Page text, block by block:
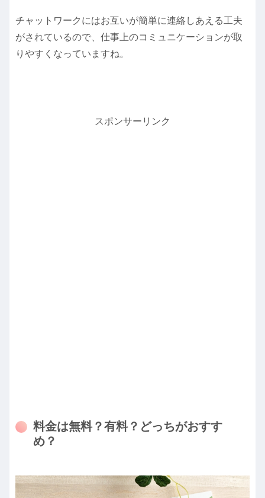
チャットワークにはお互いが簡単に連絡しあえる工夫
がされているので、 仕事上のコミュニケーションが取
りやすくなっていますね。
スポンサーリンク
料金は無料？有料？どっちがおすす
め？